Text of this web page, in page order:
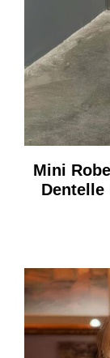
Mini
Dentelle